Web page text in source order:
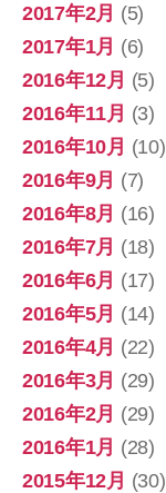
2017年2月 (5)
2017年1月 (6)
2016年12月 (5)
2016年11月 (3)
2016年10月 (10)
2016年9月 (7)
2016年8月 (16)
2016年7月 (18)
2016年6月 (17)
2016年5月 (14)
2016年4月 (22)
2016年3月 (29)
2016年2月 (29)
2016年1月 (28)
2015年12月 (30)